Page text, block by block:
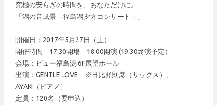
究極の安らぎの時間を、あなただけに。
「潟の音風景～福島潟夕方コンサート～」
開催日：2017年5月27日（土）
開催時間：17:30開場 18:00開演 (19:30終演予定）
会場：ビュー福島潟 6F展望ホール
出演：GENTLE LOVE ※日比野則彦（サックス）、
AYAKI（ピアノ）
定員：120名（要申込）